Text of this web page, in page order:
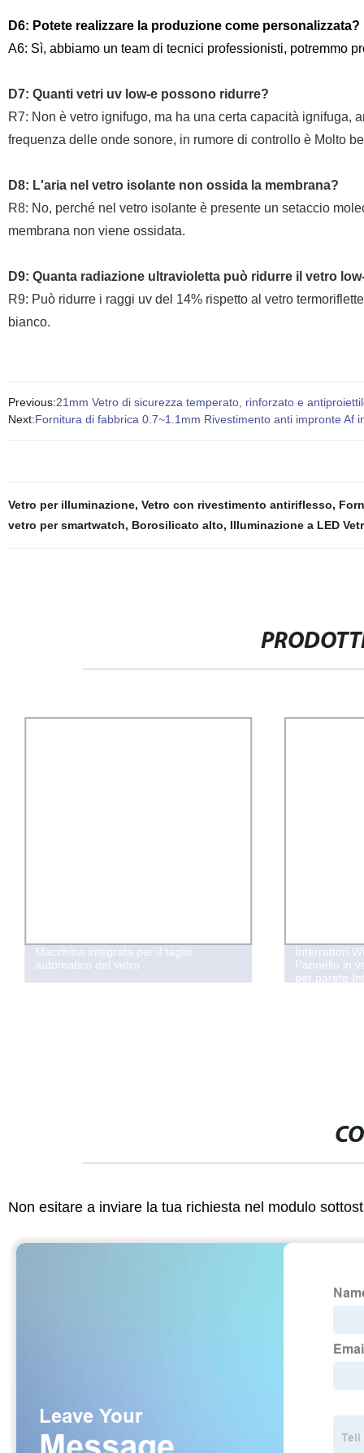
D6: Potete realizzare la produzione come
A6: Sì, abbiamo un team di tecnici professionisti, potremmo
D7: Quanti vetri uv low-e possono ridurre?
R7: Non è vetro ignifugo, ma ha una certa capacità ignifuga,
frequenza delle onde sonore, in rumore di controllo è Molto
D8: L'aria nel vetro isolante non ossida la membrana?
R8: No, perché nel vetro isolante è presente un setaccio
membrana non viene ossidata.
D9: Quanta radiazione ultravioletta può ridurre il vetro
R9: Può ridurre i raggi uv del 14% rispetto al vetro
bianco.
Previous:21mm Vetro di sicurezza temperato, rinforzato e
Next:Fornitura di fabbrica 0.7~1.1mm Rivestimento anti impronte Af
Vetro per illuminazione, Vetro con rivestimento antiriflesso,
vetro per smartwatch, Borosilicato alto, Illuminazione a LED
Macchina integrata per il taglio
automatico del vetro
Interruttori
Pannello in
per parete
Non esitare a inviare la tua richiesta nel modulo